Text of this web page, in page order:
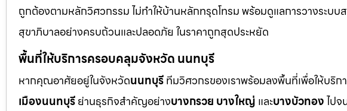
ถูกต้องตามหลักวิศวกรรม ไม่ทำให้บ้านหลักทรุดโทรม พร้อมดูแลการวางระบบ
สุขาภิบาลอย่างครบถ้วนและปลอดภัย ในราคาถูกสุดประหยัด
พื้นที่ให้บริการครอบคลุมจังหวัด นนทบุรี
หากคุณอาศัยอยู่ในจังหวัดนนทบุรีทีมวิศวกรของเราพร้อมลงพื้นที่เพื่อให้บริก
เมืองนนทบุรีย่านธุรกิจสำคัญอย่างบางกรวย บางใหญ่ และบางบัวทองไป